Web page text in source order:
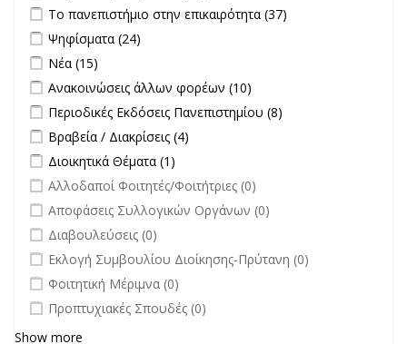
Apply Το πανεπιστήμιο στην επικαιρότητα filter
Το πανεπιστήμιο στην επικαιρότητα (37)
Apply Ψηφίσματα filter
Ψηφίσματα (24)
Apply Νέα filter
Νέα (15)
Apply Ανακοινώσεις άλλων φορέων filter
Ανακοινώσεις άλλων φορέων (10)
Apply Περιοδικές Εκδόσεις Πανεπιστημίου filter
Περιοδικές Εκδόσεις Πανεπιστημίου (8)
Apply Βραβεία / Διακρίσεις filter
Βραβεία / Διακρίσεις (4)
Apply Διοικητικά Θέματα filter
Διοικητικά Θέματα (1)
undefined
Αλλοδαποί Φοιτητές/Φοιτήτριες (0)
undefined
Αποφάσεις Συλλογικών Οργάνων (0)
undefined
Διαβουλεύσεις (0)
undefined
Εκλογή Συμβουλίου Διοίκησης-Πρύτανη (0)
undefined
Φοιτητική Μέριμνα (0)
undefined
Προπτυχιακές Σπουδές (0)
Show more